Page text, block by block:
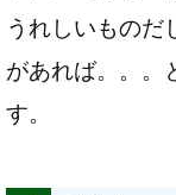
うれしいものだ
があれば。。。
す。